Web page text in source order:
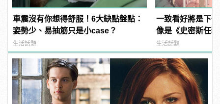
車震沒有你想得舒服！6大缺點盤點：
姿勢少、易抽筋只是小case？
生活話題
一致看好將是下
像是《史密斯任
《SPY×FAMILY
生活話題